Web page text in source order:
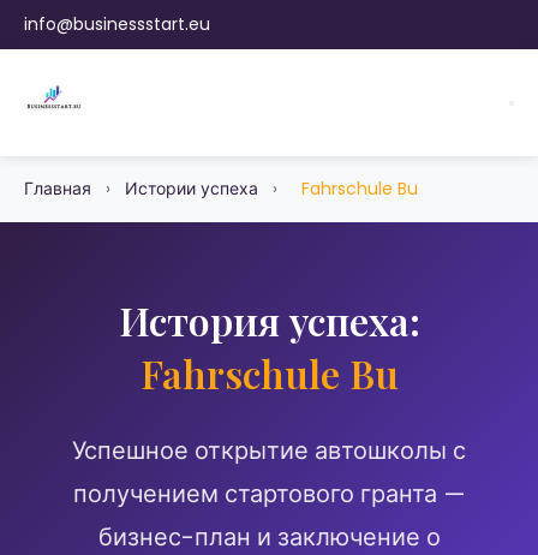
info@businessstart.eu
Главная › Истории успеха › Fahrschule Bu
История успеха:
Fahrschule Bu
Успешное открытие автошколы с
получением стартового гранта —
бизнес-план и заключение о